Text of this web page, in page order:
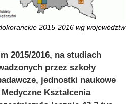
2015-2016 wg województw
2015/2016, na studiach
przez szkoły
jednostki naukowe
Kształcenia